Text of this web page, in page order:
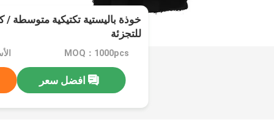
خوذة باليستية تكتيكية متوسطة /
للتجزئة
MOQ：1000pcs
افضل سعر